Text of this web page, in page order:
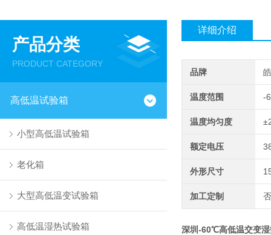
产品分类
PRODUCT CATEGORY
高低温试验箱
小型高低温试验箱
老化箱
大型高低温变试验箱
高低温湿热试验箱
详细介绍
品牌
温度范围 -
温度均匀度
额定电压
外形尺寸
加工定制
深圳-60℃高低温交变